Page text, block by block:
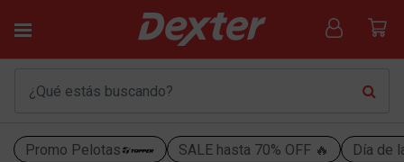
Promo Pelotas SALE hasta 70% OFF 🔥 Día de